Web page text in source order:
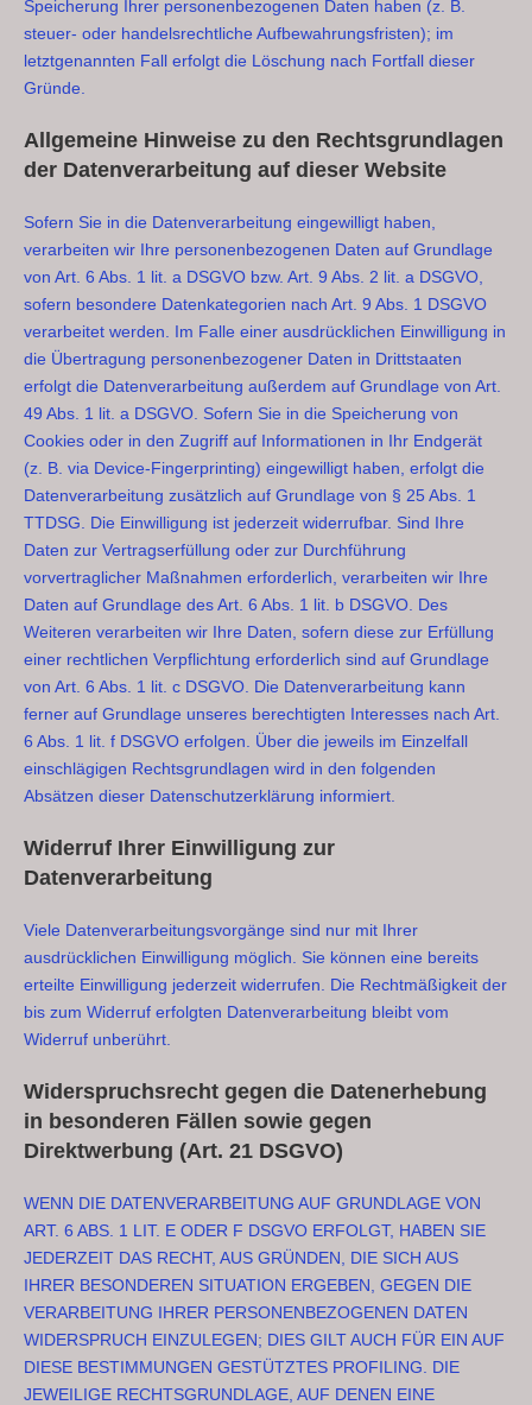
Speicherung Ihrer personenbezogenen Daten haben (z. B.
steuer- oder handelsrechtliche Aufbewahrungsfristen); im
letztgenannten Fall erfolgt die Löschung nach Fortfall dieser
Gründe.
Allgemeine Hinweise zu den Rechtsgrundlagen
der Datenverarbeitung auf dieser Website
Sofern Sie in die Datenverarbeitung eingewilligt haben,
verarbeiten wir Ihre personenbezogenen Daten auf Grundlage
von Art. 6 Abs. 1 lit. a DSGVO bzw. Art. 9 Abs. 2 lit. a DSGVO,
sofern besondere Datenkategorien nach Art. 9 Abs. 1 DSGVO
verarbeitet werden. Im Falle einer ausdrücklichen Einwilligung in
die Übertragung personenbezogener Daten in Drittstaaten
erfolgt die Datenverarbeitung außerdem auf Grundlage von Art.
49 Abs. 1 lit. a DSGVO. Sofern Sie in die Speicherung von
Cookies oder in den Zugriff auf Informationen in Ihr Endgerät
(z. B. via Device-Fingerprinting) eingewilligt haben, erfolgt die
Datenverarbeitung zusätzlich auf Grundlage von § 25 Abs. 1
TTDSG. Die Einwilligung ist jederzeit widerrufbar. Sind Ihre
Daten zur Vertragserfüllung oder zur Durchführung
vorvertraglicher Maßnahmen erforderlich, verarbeiten wir Ihre
Daten auf Grundlage des Art. 6 Abs. 1 lit. b DSGVO. Des
Weiteren verarbeiten wir Ihre Daten, sofern diese zur Erfüllung
einer rechtlichen Verpflichtung erforderlich sind auf Grundlage
von Art. 6 Abs. 1 lit. c DSGVO. Die Datenverarbeitung kann
ferner auf Grundlage unseres berechtigten Interesses nach Art.
6 Abs. 1 lit. f DSGVO erfolgen. Über die jeweils im Einzelfall
einschlägigen Rechtsgrundlagen wird in den folgenden
Absätzen dieser Datenschutzerklärung informiert.
Widerruf Ihrer Einwilligung zur
Datenverarbeitung
Viele Datenverarbeitungsvorgänge sind nur mit Ihrer
ausdrücklichen Einwilligung möglich. Sie können eine bereits
erteilte Einwilligung jederzeit widerrufen. Die Rechtmäßigkeit der
bis zum Widerruf erfolgten Datenverarbeitung bleibt vom
Widerruf unberührt.
Widerspruchsrecht gegen die Datenerhebung
in besonderen Fällen sowie gegen
Direktwerbung (Art. 21 DSGVO)
WENN DIE DATENVERARBEITUNG AUF GRUNDLAGE VON
ART. 6 ABS. 1 LIT. E ODER F DSGVO ERFOLGT, HABEN SIE
JEDERZEIT DAS RECHT, AUS GRÜNDEN, DIE SICH AUS
IHRER BESONDEREN SITUATION ERGEBEN, GEGEN DIE
VERARBEITUNG IHRER PERSONENBEZOGENEN DATEN
WIDERSPRUCH EINZULEGEN; DIES GILT AUCH FÜR EIN AUF
DIESE BESTIMMUNGEN GESTÜTZTES PROFILING. DIE
JEWEILIGE RECHTSGRUNDLAGE, AUF DENEN EINE